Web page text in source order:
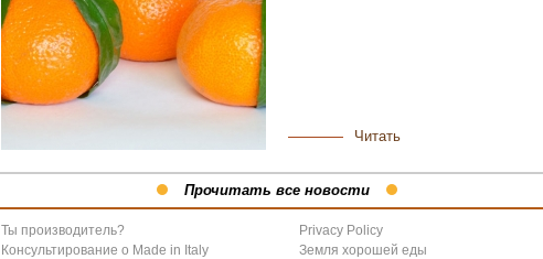
Читать
Прочитать все новости
Ты производитель?
Консультирование о Мade in Italy
Privacy Policy
Земля хорошей еды